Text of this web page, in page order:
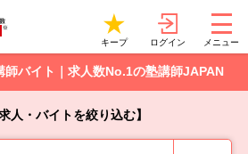
キープ ログイン メニュー
師バイト｜求人数No.1の塾講師JAPAN
人・バイトを絞り込む】